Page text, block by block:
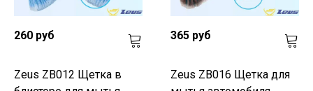
260 руб
Zeus ZB012 Щетка в
365 руб
Zeus ZB016 Щетка для